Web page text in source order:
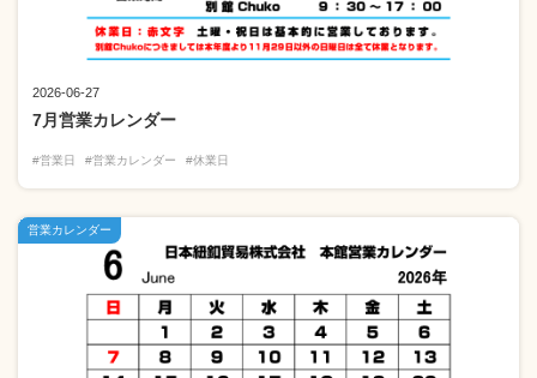
2026-06-27
7月営業カレンダー
#営業日 #営業カレンダー #休業日
営業カレンダー